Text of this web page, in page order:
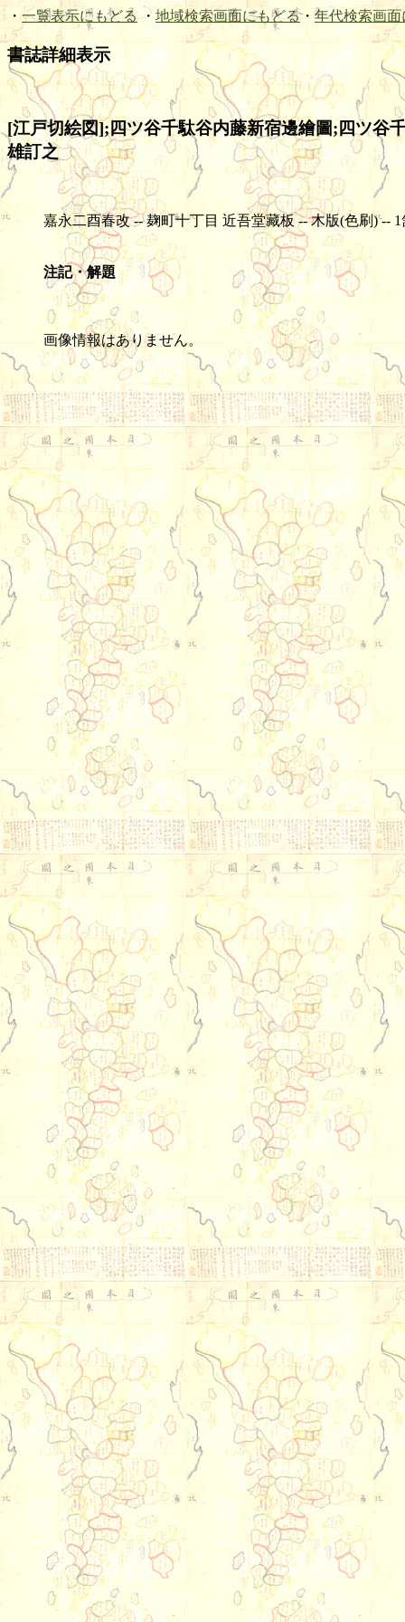
・ 一覧表示にもどる ・ 地域検索画面にもどる・ 年代検索画面
書誌詳細表示
[江戸切絵図];四ツ谷千駄谷内藤新宿邊繪圖;四ツ谷
雄訂之
嘉永二酉春改 -- 麹町十丁目 近吾堂藏板 -- 木版(色刷) -- 1
注記・解題
画像情報はありません。